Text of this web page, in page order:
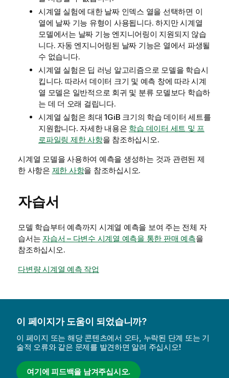
시계열 실험에 대한 날짜 인덱스 열을 선택하면 이
열에 날짜 기능 유형이 사용됩니다. 하지만 시계열
모델에서는 날짜 기능 엔지니어링이 지원되지 않습
니다. 자동 엔지니어링된 날짜 기능은 열에서 파생될
수 없습니다.
시계열 실험은 딥 러닝 알고리즘으로 모델을 학습시
킵니다. 따라서 데이터 크기 및 예측 창에 따라 시계
열 모델은 일반적으로 회귀 및 분류 모델보다 학습하
는 데 더 오래 걸립니다.
시계열 실험은 최대 1GiB 크기의 학습 데이터 세트를
지원합니다. 자세한 내용은 학습 데이터 세트 및 프
로파일링 제한 사항을 참조하십시오.
시계열 모델을 사용하여 예측을 생성하는 것과 관련된 제
한 사항은 제한 사항을 참조하십시오.
자습서
모델 학습부터 예측까지 시계열 예측을 보여 주는 전체 자
습서는 자습서 – 다변수 시계열 예측을 통한 판매 예측을
참조하십시오.
다변량 시계열 예측 작업
이 페이지가 도움이 되었습니까?
이 페이지 또는 해당 콘텐츠에서 오타, 누락된 단계 또는 기
술적 오류와 같은 문제를 발견하면 알려 주십시오!
여기에 피드백을 남겨주십시오.